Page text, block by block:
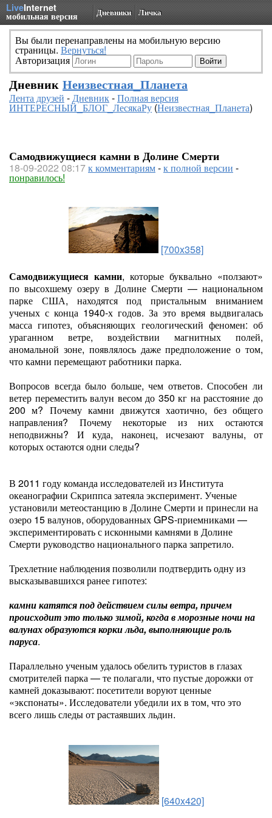
LiveInternet
мобильная версия Дневники Личка
Вы были перенаправлены на мобильную версию
страницы. Вернуться!
Авторизация
Дневник Неизвестная_Планета
Лента друзей -Дневник-Полная версия
ИНТЕРЕСНЫЙ_БЛОГ_ЛесякаРу(Неизвестная_Планета)
Самодвижущиеся камни в Долине Смерти
18-09-2022 08:17к комментариям-к полной версии -
понравилось!
[700x358]
‍Самодвижущиеся камни, которые буквально «ползают»
по высохшему озеру в Долине Смерти — национальном
парке США, находятся под пристальным вниманием
ученых с конца 1940-х годов. За это время выдвигалась
масса гипотез, объясняющих геологический феномен: об
ураганном ветре, воздействии магнитных полей,
аномальной зоне, появлялось даже предположение о том,
что камни перемещают работники парка.
Вопросов всегда было больше, чем ответов. Способен ли
ветер переместить валун весом до 350 кг на расстояние до
200 м? Почему камни движутся хаотично, без общего
направления? Почему некоторые из них остаются
неподвижны? И куда, наконец, исчезают валуны, от
которых остаются одни следы?
В 2011 году команда исследователей из Института
океанографии Скриппса затеяла эксперимент. Ученые
установили метеостанцию в Долине Смерти и принесли на
озеро 15 валунов, оборудованных GPS-приемниками —
экспериментировать с исконными камнями в Долине
Смерти руководство национального парка запретило.
Трехлетние наблюдения позволили подтвердить одну из
высказывавшихся ранее гипотез:
камни катятся под действием силы ветра, причем
происходит это только зимой, когда в морозные ночи на
валунах образуются корки льда, выполняющие роль
паруса.
Параллельно ученым удалось обелить туристов в глазах
смотрителей парка — те полагали, что пустые дорожки от
камней доказывают: посетители воруют ценные
«экспонаты». Исследователи убедили их в том, что это
всего лишь следы от растаявших льдин.
[640x420]